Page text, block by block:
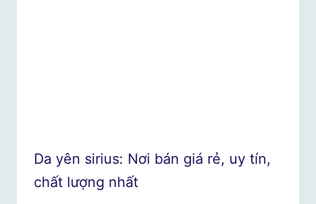
Da yên sirius: Nơi bán giá rẻ, uy tín,
chất lượng nhất